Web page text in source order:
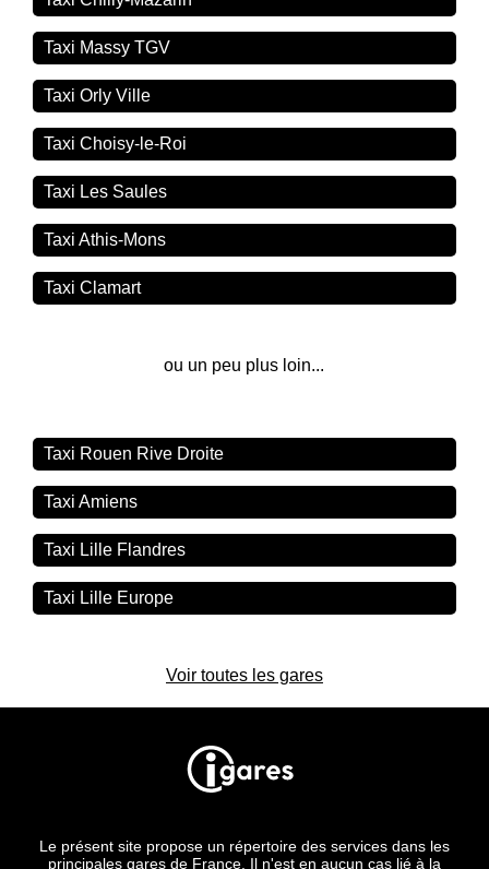
Taxi Massy TGV
Taxi Orly Ville
Taxi Choisy-le-Roi
Taxi Les Saules
Taxi Athis-Mons
Taxi Clamart
ou un peu plus loin...
Taxi Rouen Rive Droite
Taxi Amiens
Taxi Lille Flandres
Taxi Lille Europe
Voir toutes les gares
Le présent site propose un répertoire des services dans les
principales gares de France. Il n'est en aucun cas lié à la